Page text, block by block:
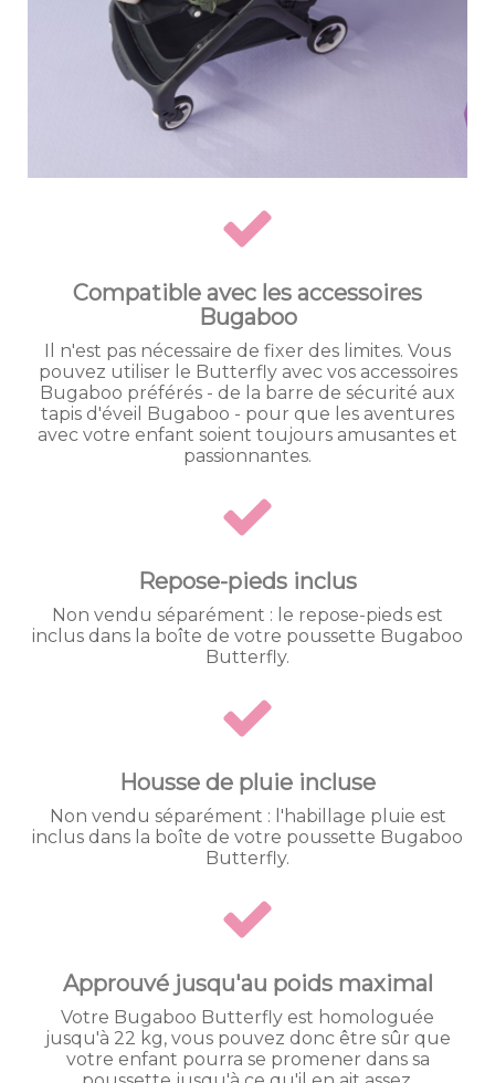
Compatible avec les accessoires
Bugaboo
Il n'est pas nécessaire de fixer des limites. Vous
pouvez utiliser le Butterfly avec vos accessoires
Bugaboo préférés - de la barre de sécurité aux
tapis d'éveil Bugaboo - pour que les aventures
avec votre enfant soient toujours amusantes et
passionnantes.
Repose-pieds inclus
Non vendu séparément : le repose-pieds est
inclus dans la boîte de votre poussette Bugaboo
Butterfly.
Housse de pluie incluse
Non vendu séparément : l'habillage pluie est
inclus dans la boîte de votre poussette Bugaboo
Butterfly.
Approuvé jusqu'au poids maximal
Votre Bugaboo Butterfly est homologuée
jusqu'à 22 kg, vous pouvez donc être sûr que
votre enfant pourra se promener dans sa